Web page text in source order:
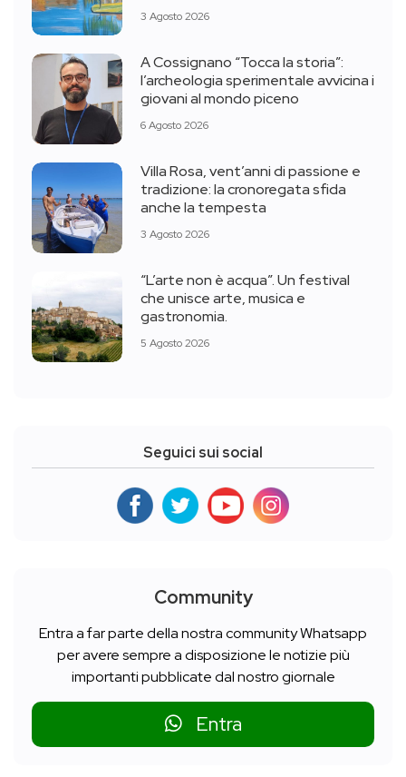
3 Agosto 2026
A Cossignano “Tocca la storia”:
l’archeologia sperimentale avvicina i
giovani al mondo piceno
6 Agosto 2026
Villa Rosa, vent’anni di passione e
tradizione: la cronoregata sfida
anche la tempesta
3 Agosto 2026
“L’arte non è acqua”. Un festival
che unisce arte, musica e
gastronomia.
5 Agosto 2026
Seguici sui social
Community
Entra a far parte della nostra community Whatsapp
per avere sempre a disposizione le notizie più
importanti pubblicate dal nostro giornale
Entra